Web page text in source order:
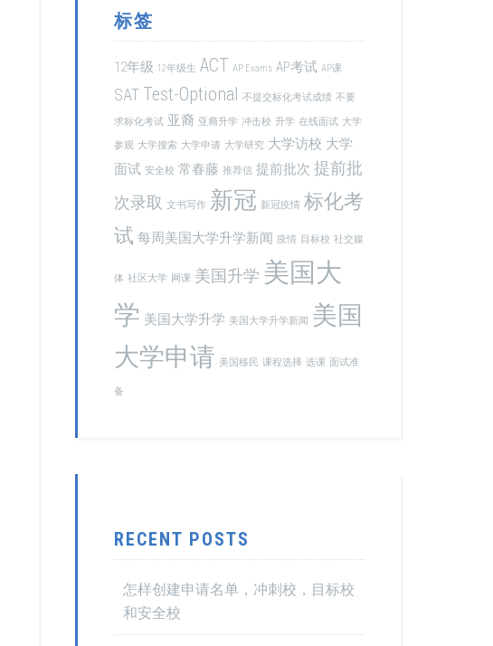
标签
12年级 12年级生 ACT AP Exams AP考试 AP课
SAT Test-Optional 不提交标化考试成绩 不要
求标化考试 亚裔 亚裔升学 冲击校 升学 在线面试 大学
参观 大学搜索 大学申请 大学研究 大学访校 大学
面试 安全校 常春藤 推荐信 提前批次 提前批
次录取 文书写作 新冠 新冠疫情 标化考
试 每周美国大学升学新闻 疫情 目标校 社交媒
体 社区大学 网课 美国升学 美国大
学 美国大学升学 美国大学升学新闻 美国
大学申请 美国移民 课程选择 选课 面试准
备
RECENT POSTS
怎样创建申请名单，冲刺校，目标校
和安全校